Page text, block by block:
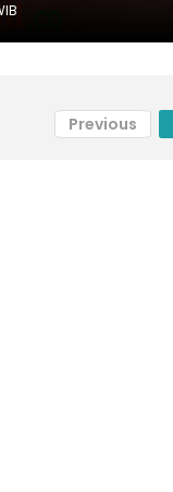
Previous